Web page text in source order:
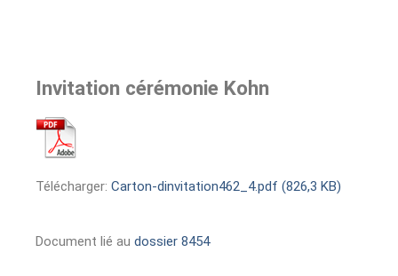
Invitation cérémonie Kohn
Télécharger: Carton-dinvitation462_4.pdf (826,3 KB)
Document lié au dossier 8454